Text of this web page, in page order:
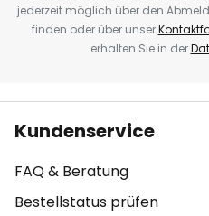
jederzeit möglich über den
finden oder über unser
erhalten Sie in der
Kundenservice
FAQ & Beratung
Bestellstatus prüfen